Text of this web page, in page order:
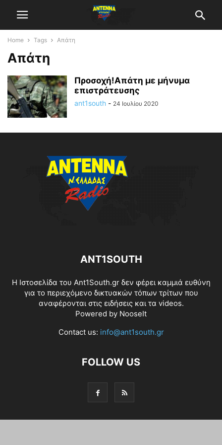
Home Tags Απάτη
Απάτη
Προσοχή!Απάτη με μήνυμα
επιστράτευσης
ant1south - 24 Ιουλίου 2020
ANT1SOUTH
Η Ιστοσελίδα του Ant1South.gr δεν φέρει καμμιά ευθύνη
για το περιεχόμενο δικτυακών τόπων τρίτων που
αναφέρονται στις ειδήσεις και τα videos.
Powered by NooseIt
Contact us: info@ant1south.gr
FOLLOW US